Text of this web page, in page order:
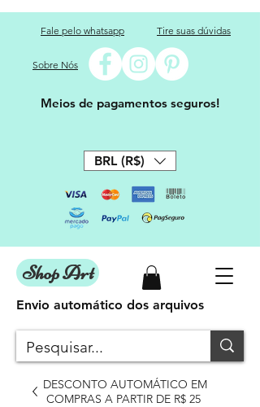
Fale pelo whatsapp Tire suas dúvidas
Sobre Nós
Meios de pagamentos seguros!
BRL (R$)
Shop Art
DESCONTO AUTOMÁTICO EM
COMPRAS A PARTIR DE R$ 25
Envio automático dos arquivos